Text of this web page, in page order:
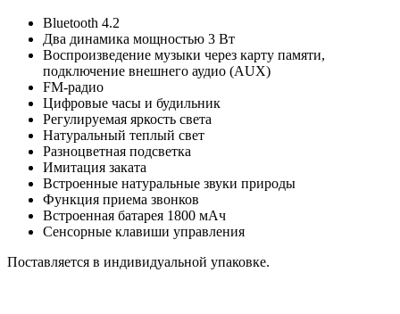
Bluetooth 4.2
Два динамика мощностью 3 Вт
Воспроизведение музыки через карту памяти,
подключение внешнего аудио (AUX)
FM-радио
Цифровые часы и будильник
Регулируемая яркость света
Натуральный теплый свет
Разноцветная подсветка
Имитация заката
Встроенные натуральные звуки природы
Функция приема звонков
Встроенная батарея 1800 мАч
Сенсорные клавиши управления
Поставляется в индивидуальной упаковке.